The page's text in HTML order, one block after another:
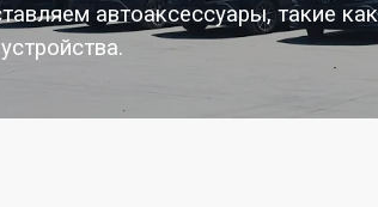
автоаксессуары, такие
устройства.